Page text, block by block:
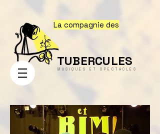
TUBERCULES
La compagnie des
MUSIQUES ET SPECTACLES